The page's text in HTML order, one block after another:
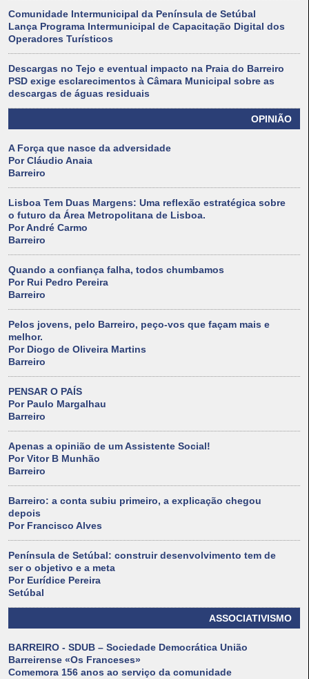
Comunidade Intermunicipal da Península de Setúbal
Lança Programa Intermunicipal de Capacitação Digital dos
Operadores Turísticos
Descargas no Tejo e eventual impacto na Praia do Barreiro
PSD exige esclarecimentos à Câmara Municipal sobre as
descargas de águas residuais
OPINIÃO
A Força que nasce da adversidade
Por Cláudio Anaia
Barreiro
Lisboa Tem Duas Margens: Uma reflexão estratégica sobre
o futuro da Área Metropolitana de Lisboa.
Por André Carmo
Barreiro
Quando a confiança falha, todos chumbamos
Por Rui Pedro Pereira
Barreiro
Pelos jovens, pelo Barreiro, peço-vos que façam mais e
melhor.
Por Diogo de Oliveira Martins
Barreiro
PENSAR O PAÍS
Por Paulo Margalhau
Barreiro
Apenas a opinião de um Assistente Social!
Por Vitor B Munhão
Barreiro
Barreiro: a conta subiu primeiro, a explicação chegou
depois
Por Francisco Alves
Península de Setúbal: construir desenvolvimento tem de
ser o objetivo e a meta
Por Eurídice Pereira
Setúbal
ASSOCIATIVISMO
BARREIRO - SDUB – Sociedade Democrática União
Barreirense «Os Franceses»
Comemora 156 anos ao serviço da comunidade